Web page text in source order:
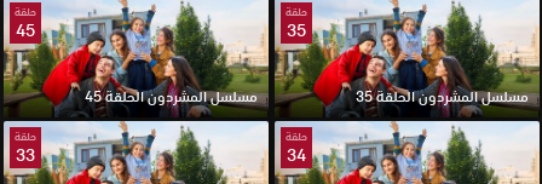
حلقة
35
مسلسل المشردون الحلقة 35
حلقة
45
مسلسل المشردون الحلقة 45
حلقة
34
حلقة
33